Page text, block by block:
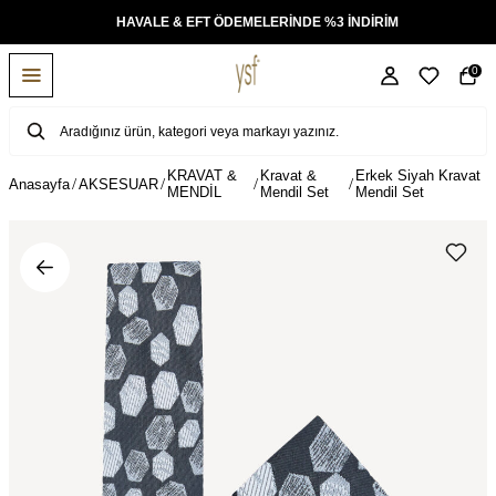
HAVALE & EFT ÖDEMELERİNDE %3 İNDİRİM
0
Anasayfa AKSESUAR
KRAVAT &
MENDİL
Kravat &
Mendil Set
Erkek Siyah Kravat
Mendil Set